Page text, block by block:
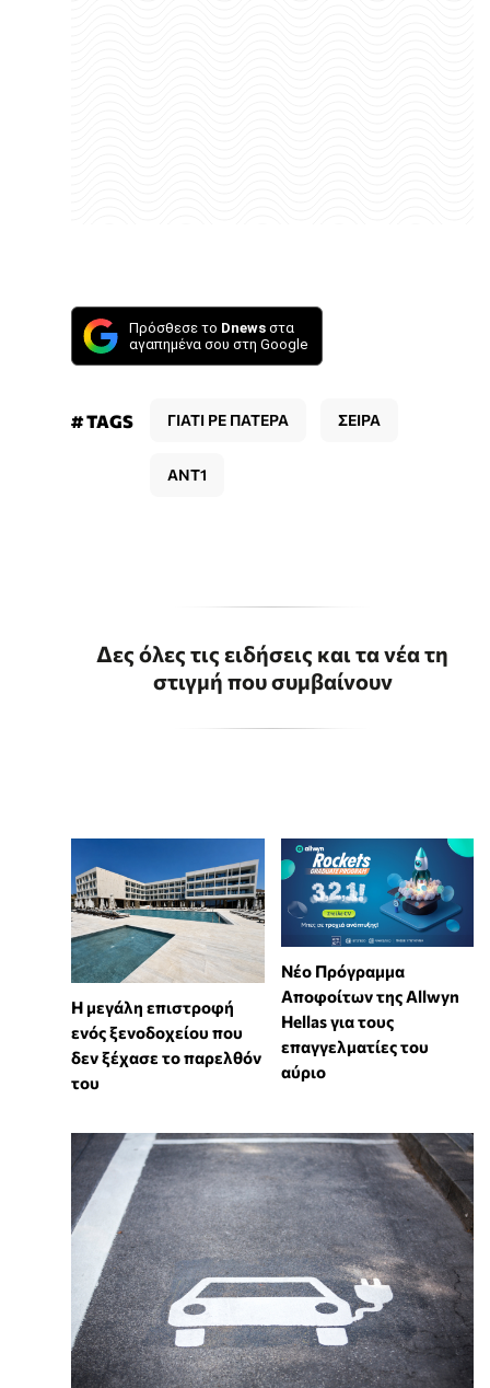
Πρόσθεσε το Dnews στα
αγαπημένα σου στη Google
# TAGS ΓΙΑΤΙ ΡΕ ΠΑΤΕΡΑ ΣΕΙΡΑ
ΑΝΤ1
Δες όλες τις ειδήσεις και τα νέα τη
στιγμή που συμβαίνουν
Η μεγάλη επιστροφή
ενός ξενοδοχείου που
δεν ξέχασε το παρελθόν
του
Νέο Πρόγραμμα
Αποφοίτων της Allwyn
Hellas για τους
επαγγελματίες του
αύριο